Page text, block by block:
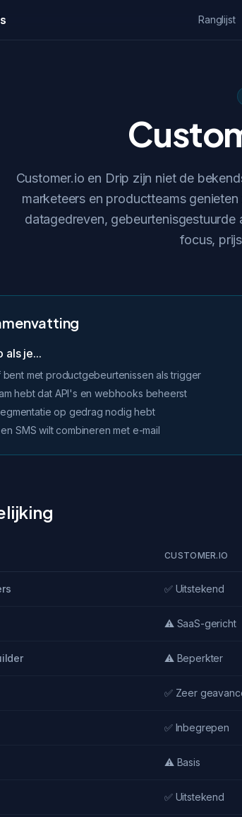
Ranglijst
Customer.io en Drip zijn niet de
marketeers en productteams
datagedreven, gebeurtenisgestuurde
focus,
als je...
bent met productgebeurtenissen als trigger
hebt dat API's en webhooks beheerst
op gedrag nodig hebt
SMS wilt combineren met e-mail
CUSTOMER.IO
✅ Uitstekend
⚠️ SaaS-gericht
⚠️ Beperkter
✅ Zeer
✅ Inbegrepen
⚠️ Basis
✅ Uitstekend